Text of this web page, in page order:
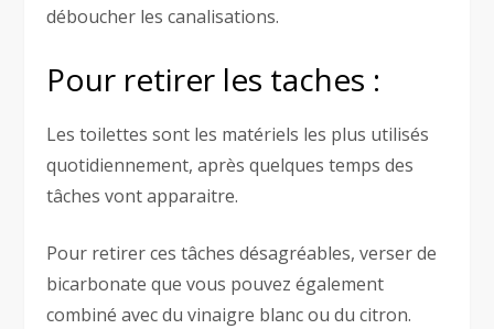
déboucher les canalisations.
Pour retirer les taches :
Les toilettes sont les matériels les plus utilisés
quotidiennement, après quelques temps des
tâches vont apparaitre.
Pour retirer ces tâches désagréables, verser de
bicarbonate que vous pouvez également
combiné avec du vinaigre blanc ou du citron.